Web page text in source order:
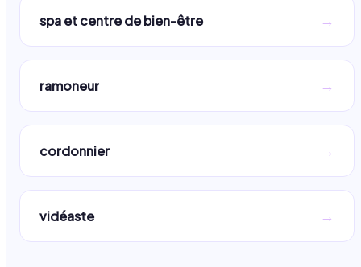
spa et centre de bien-être →
ramoneur →
cordonnier →
vidéaste →